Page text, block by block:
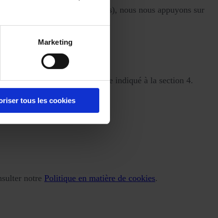
Marketing
tous les cookies
invitations à des événements), nous nous appuyons sur
clairs et simples, comme indiqué à la section 4.
notre Politique en matière de cookies.